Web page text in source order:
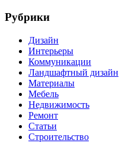
Рубрики
Дизайн
Интерьеры
Коммуникации
Ландшафтный дизайн
Материалы
Мебель
Недвижимость
Ремонт
Статьи
Строительство